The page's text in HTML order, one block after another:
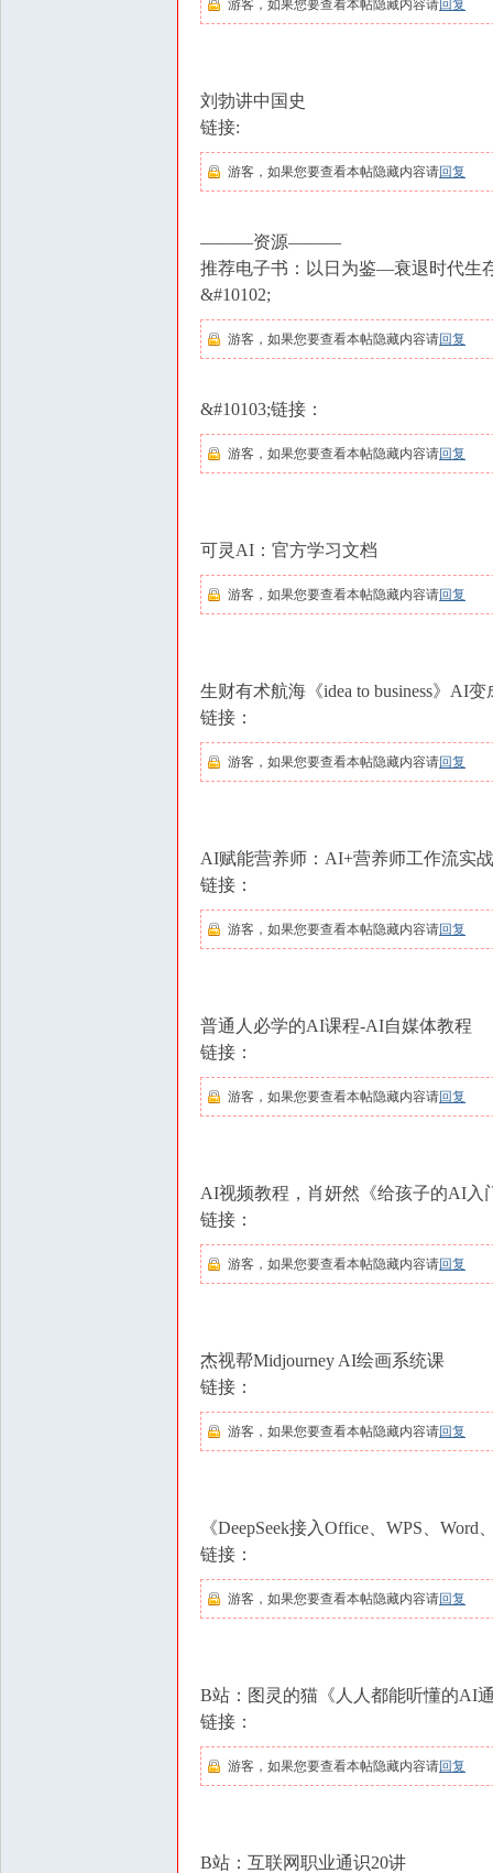
游客，如果您要查看本帖隐藏内容请回复
刘勃讲中国史
链接:
游客，如果您要查看本帖隐藏内容请回复
———资源———
推荐电子书：以日为鉴—衰退时代生
&#10102;
游客，如果您要查看本帖隐藏内容请回复
&#10103;链接：
游客，如果您要查看本帖隐藏内容请回复
可灵AI：官方学习文档
游客，如果您要查看本帖隐藏内容请回复
生财有术航海《idea to business》AI
链接：
游客，如果您要查看本帖隐藏内容请回复
AI赋能营养师：AI+营养师工作流实
链接：
游客，如果您要查看本帖隐藏内容请回复
普通人必学的AI课程-AI自媒体教程
链接：
游客，如果您要查看本帖隐藏内容请回复
AI视频教程，肖妍然《给孩子的AI入
链接：
游客，如果您要查看本帖隐藏内容请回复
杰视帮Midjourney AI绘画系统课
链接：
游客，如果您要查看本帖隐藏内容请回复
《DeepSeek接入Office、WPS、
链接：
游客，如果您要查看本帖隐藏内容请回复
B站：图灵的猫《人人都能听懂的AI
链接：
游客，如果您要查看本帖隐藏内容请回复
B站：互联网职业通识20讲